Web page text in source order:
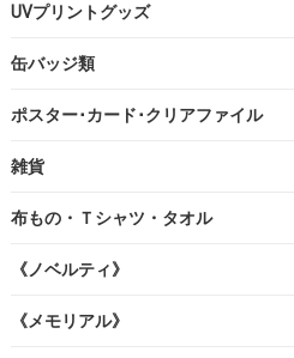
UVプリントグッズ
缶バッジ類
ポスター･カード･クリアファイル
雑貨
布もの・Ｔシャツ・タオル
《ノベルティ》
《メモリアル》